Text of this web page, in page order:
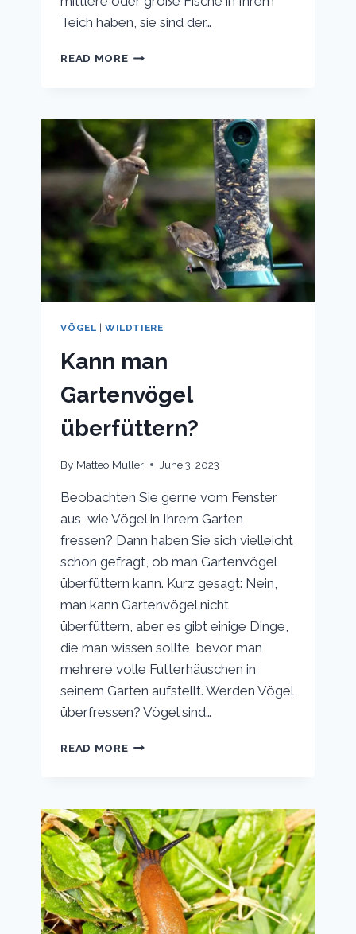
Teich haben, sie sind der…
READ MORENEHMEN
GARTENTEICHEN?
VÖGEL |WILDTIERE
Kann man
Gartenvögel
überfüttern?
By Matteo Müller June 3, 2023
Beobachten Sie gerne vom Fenster
aus, wie Vögel in Ihrem Garten
fressen? Dann haben Sie sich vielleicht
schon gefragt, ob man Gartenvögel
überfüttern kann. Kurz gesagt: Nein,
man kann Gartenvögel nicht
überfüttern, aber es gibt einige Dinge,
die man wissen sollte, bevor man
mehrere volle Futterhäuschen in
seinem Garten aufstellt. Werden Vögel
überfressen? Vögel sind…
READ MOREKANN